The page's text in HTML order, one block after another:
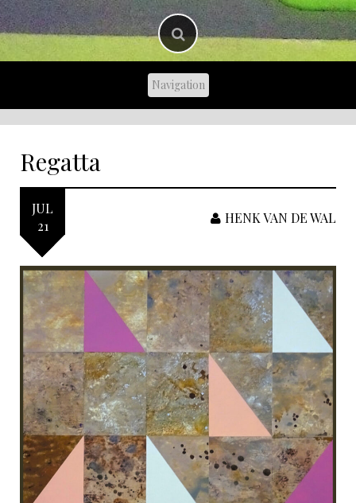
Regatta
JUL
21
HENK VAN DE WAL